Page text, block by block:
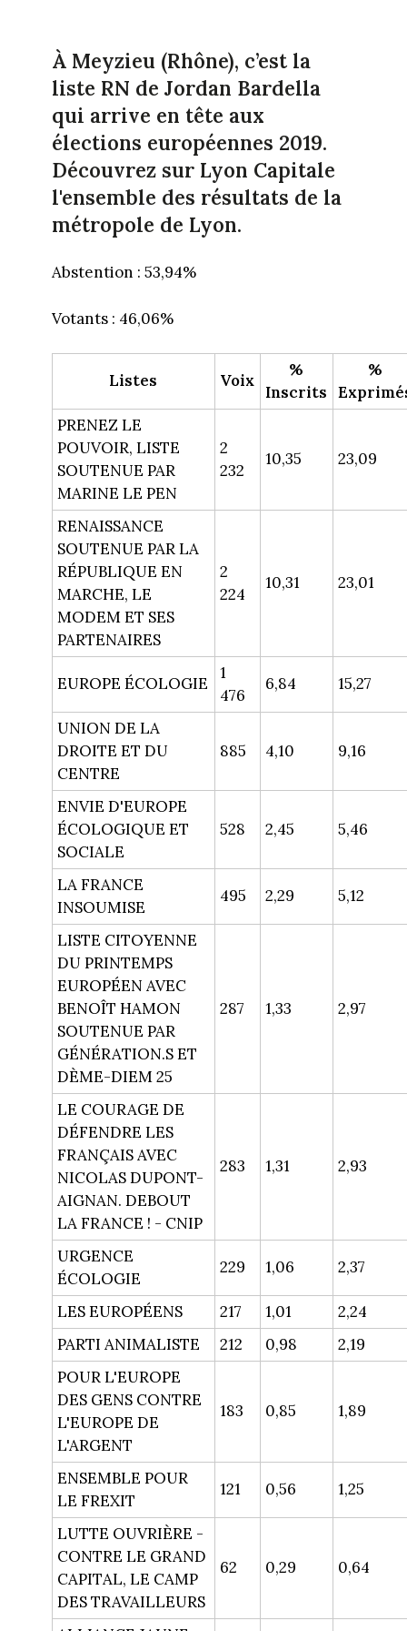
À Meyzieu (Rhône), c’est la
liste RN de Jordan Bardella
qui arrive en tête aux
élections européennes 2019.
Découvrez sur Lyon Capitale
l'ensemble des résultats de la
métropole de Lyon.
Abstention : 53,94%
Votants : 46,06%
Listes Voix
%
Inscrits
%
PRENEZ LE
POUVOIR, LISTE
SOUTENUE PAR
MARINE LE PEN
2
232
10,35 23,09
RENAISSANCE
SOUTENUE PAR LA
RÉPUBLIQUE EN
MARCHE, LE
MODEM ET SES
PARTENAIRES
2
224
10,31 23,01
EUROPE ÉCOLOGIE
1
476
6,84 15,27
UNION DE LA
DROITE ET DU
CENTRE
885 4,10 9,16
ENVIE D'EUROPE
ÉCOLOGIQUE ET
SOCIALE
528 2,45 5,46
LA FRANCE
INSOUMISE
495 2,29 5,12
LISTE CITOYENNE
DU PRINTEMPS
EUROPÉEN AVEC
BENOÎT HAMON
SOUTENUE PAR
GÉNÉRATION.S ET
DÈME-DIEM 25
287 1,33 2,97
LE COURAGE DE
DÉFENDRE LES
FRANÇAIS AVEC
NICOLAS DUPONT-
AIGNAN. DEBOUT
LA FRANCE ! - CNIP
283 1,31 2,93
URGENCE
ÉCOLOGIE
229 1,06 2,37
LES EUROPÉENS 217 1,01
2,24
PARTI ANIMALISTE
212 0,98
2,19
POUR L'EUROPE
DES GENS CONTRE
L'EUROPE DE
L'ARGENT
183 0,85 1,89
ENSEMBLE POUR
LE FREXIT
121 0,56 1,25
LUTTE OUVRIÈRE -
CONTRE LE GRAND
CAPITAL, LE CAMP
DES TRAVAILLEURS
62 0,29 0,64